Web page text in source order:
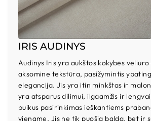
IRIS AUDINYS
Audinys Iris yra aukštos kokybės veliūro
aksomine tekstūra, pasižymintis
elegancija. Jis yra itin minkštas ir
yra atsparus dilimui, ilgaamžis ir
puikus pasirinkimas ieškantiems
viename. Jis ne tik puošia baldą, bet ir